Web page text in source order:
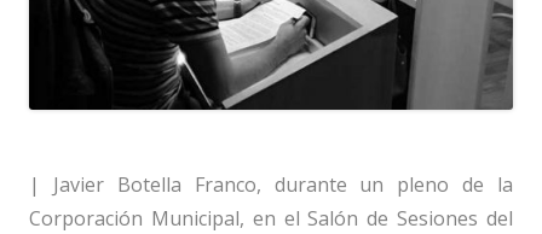
| Javier Botella Franco, durante un pleno de la
Corporación Municipal, en el Salón de Sesiones del